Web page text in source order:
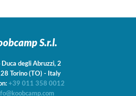
S.r.l.
Duca degli Abruzzi, 2
Torino (TO) - Italy
+39 011 358 0012